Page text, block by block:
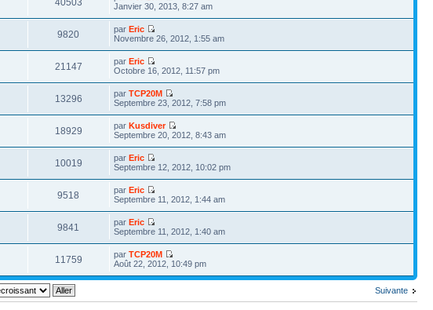
40503
Janvier 30, 2013, 8:27 am
9820 parEric
Novembre 26, 2012, 1:55 am
21147 parEric
Octobre 16, 2012, 11:57 pm
13296 parTCP20M
Septembre 23, 2012, 7:58 pm
18929 parKusdiver
Septembre 20, 2012, 8:43 am
10019 parEric
Septembre 12, 2012, 10:02 pm
9518 parEric
Septembre 11, 2012, 1:44 am
9841 parEric
Septembre 11, 2012, 1:40 am
11759 parTCP20M
Août 22, 2012, 10:49 pm
Suivante